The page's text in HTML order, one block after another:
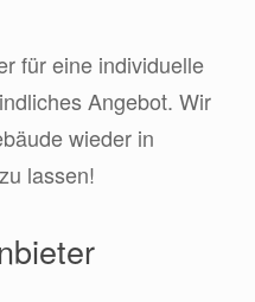
für eine individuelle
Angebot. Wir
wieder in
lassen!